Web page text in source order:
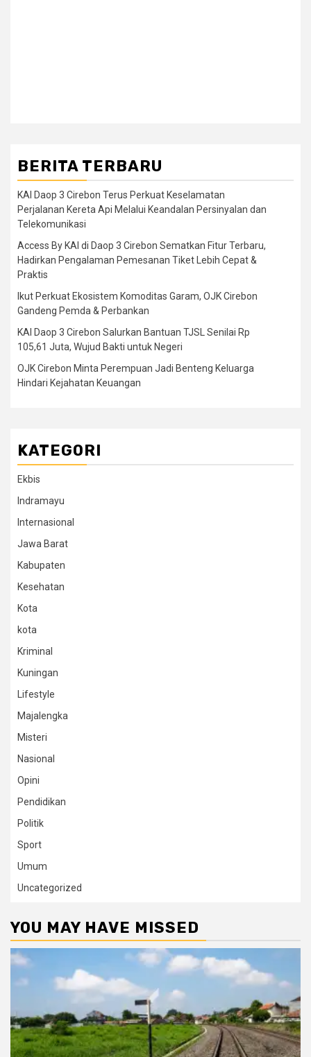
BERITA TERBARU
KAI Daop 3 Cirebon Terus Perkuat Keselamatan
Perjalanan Kereta Api Melalui Keandalan Persinyalan dan
Telekomunikasi
Access By KAI di Daop 3 Cirebon Sematkan Fitur Terbaru,
Hadirkan Pengalaman Pemesanan Tiket Lebih Cepat &
Praktis
Ikut Perkuat Ekosistem Komoditas Garam, OJK Cirebon
Gandeng Pemda & Perbankan
KAI Daop 3 Cirebon Salurkan Bantuan TJSL Senilai Rp
105,61 Juta, Wujud Bakti untuk Negeri
OJK Cirebon Minta Perempuan Jadi Benteng Keluarga
Hindari Kejahatan Keuangan
KATEGORI
Ekbis
Indramayu
Internasional
Jawa Barat
Kabupaten
Kesehatan
Kota
kota
Kriminal
Kuningan
Lifestyle
Majalengka
Misteri
Nasional
Opini
Pendidikan
Politik
Sport
Umum
Uncategorized
YOU MAY HAVE MISSED